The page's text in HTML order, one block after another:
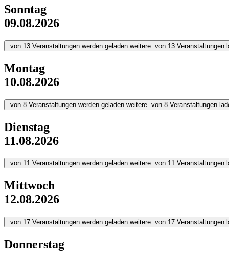
Sonntag
09.08.2026
von 13 Veranstaltungen werden geladen weitere von 13 Veranstaltungen
Montag
10.08.2026
von 8 Veranstaltungen werden geladen weitere von 8 Veranstaltungen
Dienstag
11.08.2026
von 11 Veranstaltungen werden geladen weitere von 11 Veranstaltungen
Mittwoch
12.08.2026
von 17 Veranstaltungen werden geladen weitere von 17 Veranstaltungen
Donnerstag